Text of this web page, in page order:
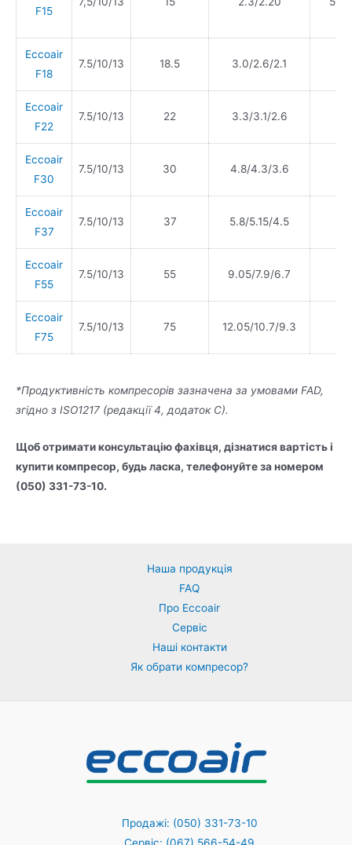
F15
Eccoair
F18
7.5/10/13 18.5 3.0/2.6/2.1
Eccoair
F22
7.5/10/13 22 3.3/3.1/2.6
Eccoair
F30
7.5/10/13 30 4.8/4.3/3.6
Eccoair
F37
7.5/10/13 37 5.8/5.15/4.5
Eccoair
F55
7.5/10/13 55 9.05/7.9/6.7
Eccoair
F75
7.5/10/13 75 12.05/10.7/9.3
*Продуктивність компресорів зазначена за умовами FAD,
згідно з ISO1217 (редакції 4, додаток C).
Щоб отримати консультацію фахівця, дізнатися вартість і
купити компресор, будь ласка, телефонуйте за номером
(050) 331-73-10.
Наша продукція
FAQ
Про Eccoair
Сервіс
Наші контакти
Як обрати компресор?
Продажі: (050) 331-73-10